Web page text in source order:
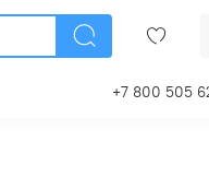
+7 800 505